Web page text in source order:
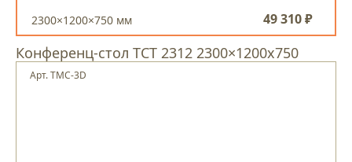
2300×1200×750 мм 49 310 ₽
Конференц-стол ТСТ 2312 2300×1200х750
Арт. ТМС-3D